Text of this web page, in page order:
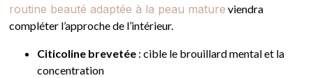
routine beauté adaptée à la peau mature viendra
compléter l’approche de l’intérieur.
Citicoline brevetée : cible le brouillard mental et la
concentration